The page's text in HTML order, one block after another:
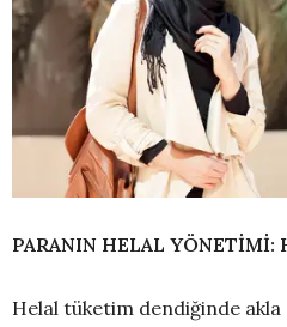
PARANIN HELAL YÖNETİMİ:
Helal tüketim dendiğinde